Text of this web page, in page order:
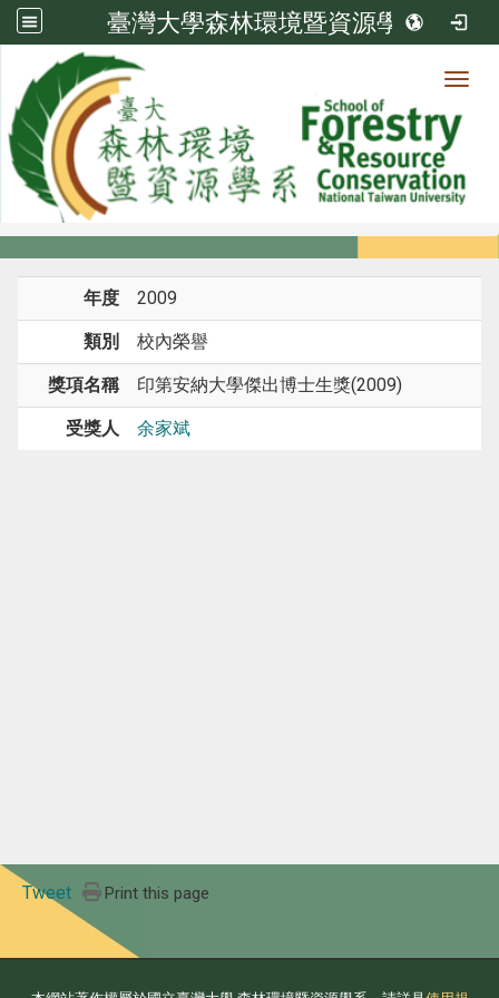
臺灣大學森林環境暨資源學系
系所成員
系所成員
年度 2009
類別 校內榮譽
獎項名稱 印第安納大學傑出博士生獎(2009)
受獎人 余家斌
Tweet Print this page